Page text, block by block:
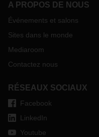
A PROPOS DE NOUS
Événements et salons
Sites dans le monde
Mediaroom
Contactez nous
RÉSEAUX SOCIAUX
Facebook
LinkedIn
Youtube